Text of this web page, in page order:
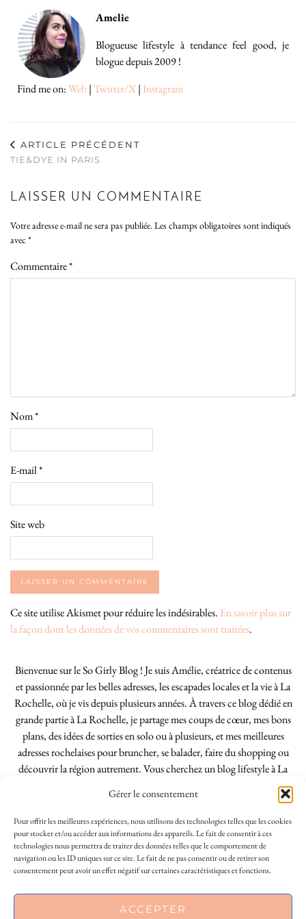
Gérer le consentement
Pour offrir les meilleures expériences, nous utilisons des technologies telles que les cookies
pour stocker et/ou accéder aux informations des appareils. Le fait de consentir à ces
technologies nous permettra de traiter des données telles que le comportement de
navigation ou les ID uniques sur ce site. Le fait de ne pas consentir ou de retirer son
consentement peut avoir un effet négatif sur certaines caractéristiques et fonctions.
ACCEPTER
Amelie
Blogueuse lifestyle à tendance feel good, je
blogue depuis 2009 !
Find me on:Web|Twitter/X| Instagram
ARTICLE PRÉCÉDENT
TIE&DYE IN PARIS
LAISSER UN COMMENTAIRE
Votre adresse e-mail ne sera pas publiée.Les champs obligatoires sont indiqués
avec *
Commentaire*
Nom*
E-mail*
Site web
Ce site utilise Akismet pour réduire les indésirables. En savoir plus sur
la façon dont les données de vos commentaires sont traitées.
Bienvenue sur le So Girly Blog ! Je suis Amélie, créatrice de contenus
et passionnée par les belles adresses, les escapades locales et la vie à La
Rochelle, où je vis depuis plusieurs années. À travers ce blog dédié en
grande partie à La Rochelle, je partage mes coups de cœur, mes bons
plans, des idées de sorties en solo ou à plusieurs, et mes meilleures
adresses rochelaises pour bruncher, se balader, faire du shopping ou
découvrir la région autrement. Vous cherchez un blog lifestyle à La
Rochelle, tenu par une locale ? Vous êtes au bon endroit. Que vous
soyez Rochelais·e ou de passage dans notre belle ville, j’espère que mes
articles vous aideront à profiter de La Rochelle comme un·e vrai·e
initié·e. !